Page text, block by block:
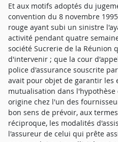
Et aux motifs adoptés du
convention du 8 novembre
rouge ayant subi un sinistre
activité pendant quatre
société Sucrerie de la Réunion
d'intervenir ; que la cour
police d'assurance souscrite
avait pour objet de garantir les
mutualisation dans
origine chez l'un des
bon sens de prévoir, aux
réciproque, les modalités
l'assureur de celui qui prête